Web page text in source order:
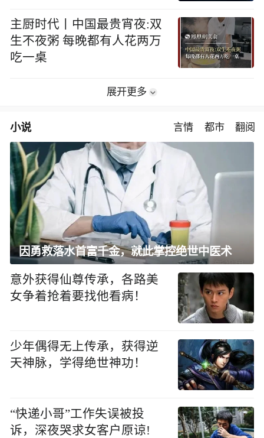
主厨时代丨中国最贵宵夜:双
生不夜粥 每晚都有人花两万
吃一桌
展开更多
小说 言情 都市 翻阅
因勇救落水首富千金，就此掌控绝世中医术
意外获得仙尊传承，各路美
女争着抢着要找他看病！
少年偶得无上传承，获得逆
天神脉，学得绝世神功！
“快递小哥”工作失误被投
诉，深夜哭求女客户原谅!